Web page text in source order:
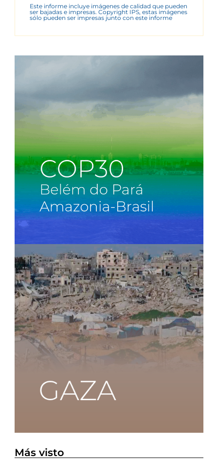
Este informe incluye imágenes de calidad que pueden
ser bajadas e impresas. Copyright IPS, estas imágenes
sólo pueden ser impresas junto con este informe
Más visto